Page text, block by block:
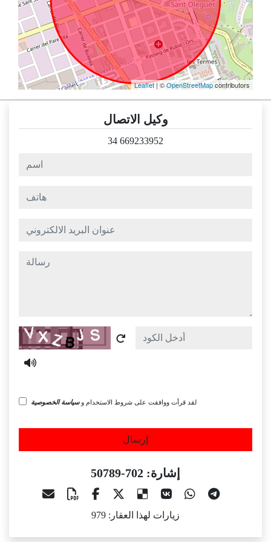
Leaflet| ©OpenStreetMapcontributors
وكيل الاتصال
34 669233952
عنوان البريد الالكتروني
رسالة
Captcha
لقد قرأت ووافقت على شروط الاستخدام وسياسة الخصوصية
إرسال
إشارة: 702-50789
زيارات لهذا العقار: 979